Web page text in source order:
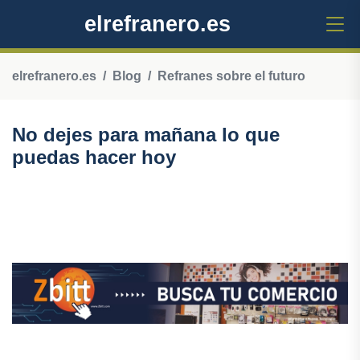
elrefranero.es
elrefranero.es Blog Refranes sobre el futuro
No dejes para mañana lo que
puedas hacer hoy